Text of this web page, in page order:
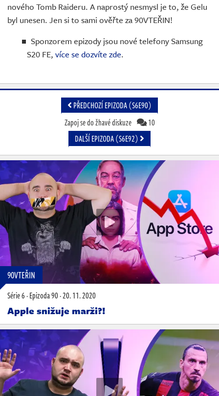
nového Tomb Raideru. A naprostý nesmysl je to, že Gelu
byl unesen. Jen si to sami ověřte za 90VTEŘIN!
Sponzorem epizody jsou nové telefony Samsung
S20 FE, více se dozvíte zde.
PŘEDCHOZÍ EPIZODA (S6E90)
Zapoj se do žhavé diskuze
10
DALŠÍ EPIZODA (S6E92)
90VTEŘIN
Série 6·Epizoda 90·20. 11. 2020
Apple snižuje marži?!